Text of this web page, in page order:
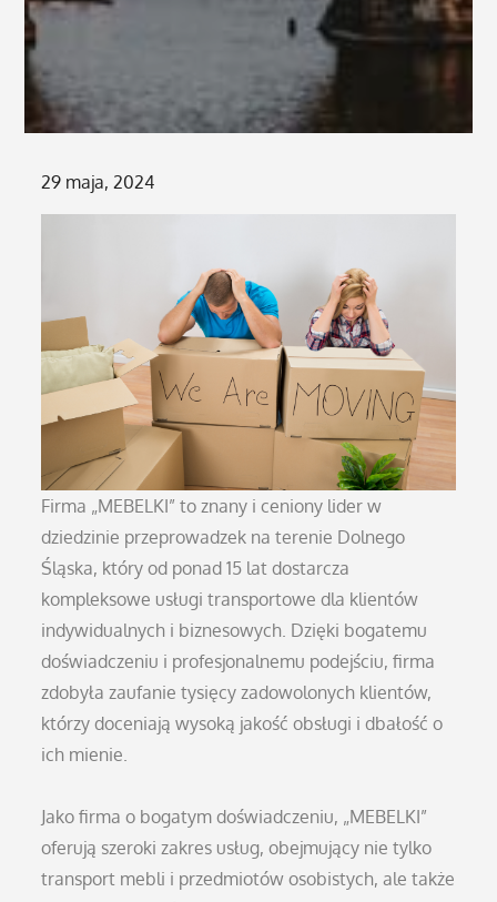
Posted
on
29 maja, 2024
Firma „MEBELKI” to znany i ceniony lider w
dziedzinie przeprowadzek na terenie Dolnego
Śląska, który od ponad 15 lat dostarcza
kompleksowe usługi transportowe dla klientów
indywidualnych i biznesowych. Dzięki bogatemu
doświadczeniu i profesjonalnemu podejściu, firma
zdobyła zaufanie tysięcy zadowolonych klientów,
którzy doceniają wysoką jakość obsługi i dbałość o
ich mienie.
Jako firma o bogatym doświadczeniu, „MEBELKI”
oferują szeroki zakres usług, obejmujący nie tylko
transport mebli i przedmiotów osobistych, ale także